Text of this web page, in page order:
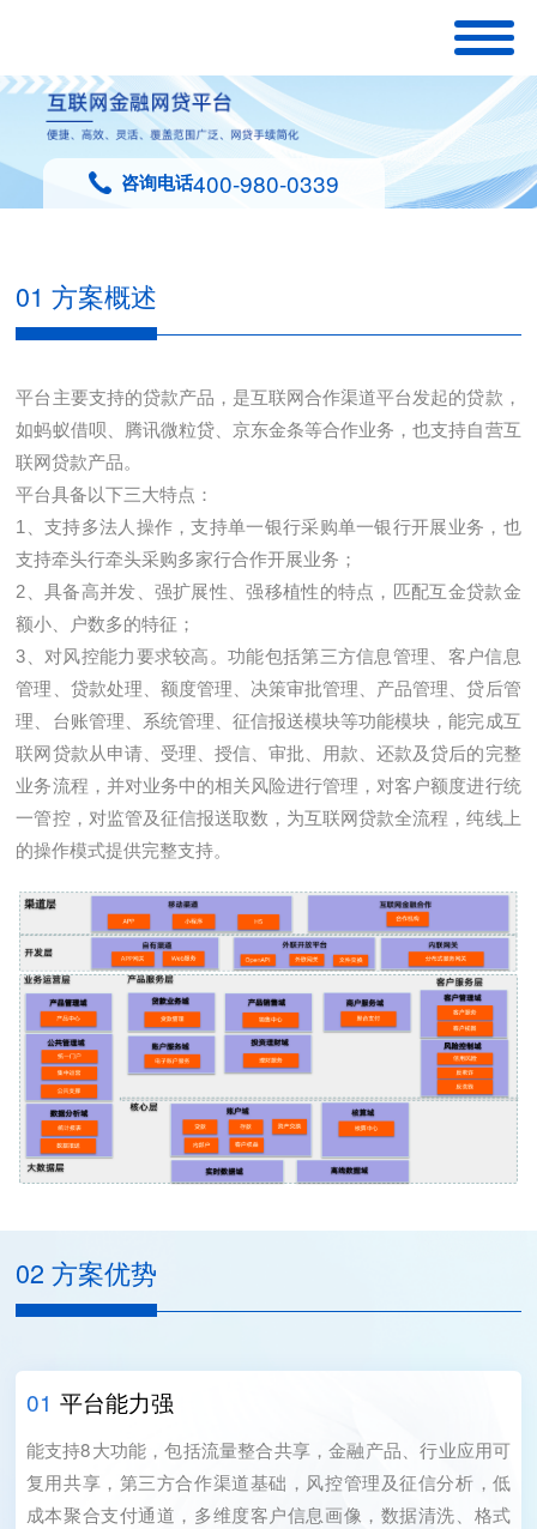
咨询电话400-980-0339
01 方案概述
平台主要支持的贷款产品，是互联网合作渠道平台发起的贷款，
如蚂蚁借呗、腾讯微粒贷、京东金条等合作业务，也支持自营互
联网贷款产品。
平台具备以下三大特点：
1、支持多法人操作，支持单一银行采购单一银行开展业务，也
支持牵头行牵头采购多家行合作开展业务；
2、具备高并发、强扩展性、强移植性的特点，匹配互金贷款金
额小、户数多的特征；
3、对风控能力要求较高。功能包括第三方信息管理、客户信息
管理、贷款处理、额度管理、决策审批管理、产品管理、贷后管
理、台账管理、系统管理、征信报送模块等功能模块，能完成互
联网贷款从申请、受理、授信、审批、用款、还款及贷后的完整
业务流程，并对业务中的相关风险进行管理，对客户额度进行统
一管控，对监管及征信报送取数，为互联网贷款全流程，纯线上
的操作模式提供完整支持。
02 方案优势
01 平台能力强
能支持8大功能，包括流量整合共享，金融产品、行业应用可
复用共享，第三方合作渠道基础，风控管理及征信分析，低
成本聚合支付通道，多维度客户信息画像，数据清洗、格式